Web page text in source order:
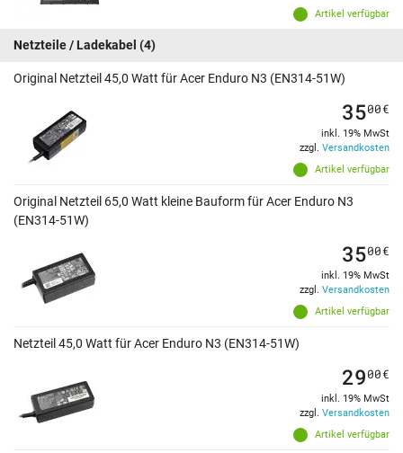
Artikel verfügbar
Netzteile / Ladekabel (4)
Original Netzteil 45,0 Watt für Acer Enduro N3 (EN314-51W)
Artikel verfügbar
3500€
inkl. 19% MwSt
zzgl. Versandkosten
Original Netzteil 65,0 Watt kleine Bauform für Acer Enduro N3
(EN314-51W)
Artikel verfügbar
3500€
inkl. 19% MwSt
zzgl. Versandkosten
Netzteil 45,0 Watt für Acer Enduro N3 (EN314-51W)
Artikel verfügbar
2900€
inkl. 19% MwSt
zzgl. Versandkosten